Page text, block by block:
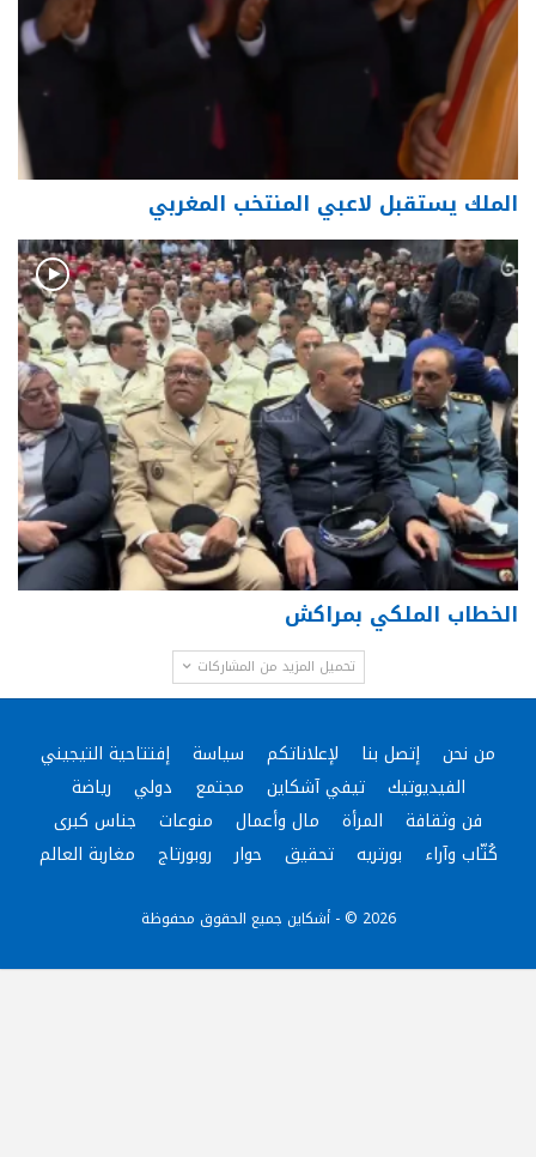
الملك يستقبل لاعبي المنتخب المغربي
الخطاب الملكي بمراكش
تحميل المزيد من المشاركات
من نحن إتصل بنا لإعلاناتكم سياسة
إفتتاحية التيجيني
الفيديوتيك
تيفي آشكاين مجتمع دولي
رياضة
فن وثقافة
المرأة مال وأعمال منوعات
جناس كبرى
كُتّاب وآراء
بورتريه تحقيق حوار روبورتاج مغاربة العالم
2026 © - أشكاين جميع الحقوق محفوظة